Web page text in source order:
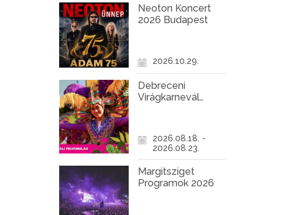
Neoton Koncert
2026 Budapest
2026.10.29.
Debreceni
Virágkarnevál
2026.08.18. -
2026.08.23.
Margitsziget
Programok 2026